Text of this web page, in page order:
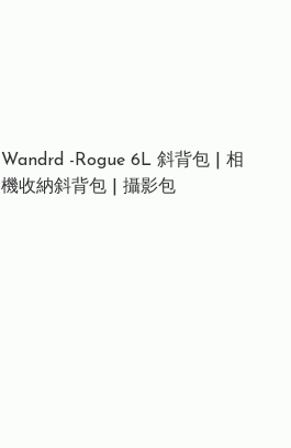
Wandrd -Rogue 6L 斜背包 | 相
機收納斜背包 | 攝影包